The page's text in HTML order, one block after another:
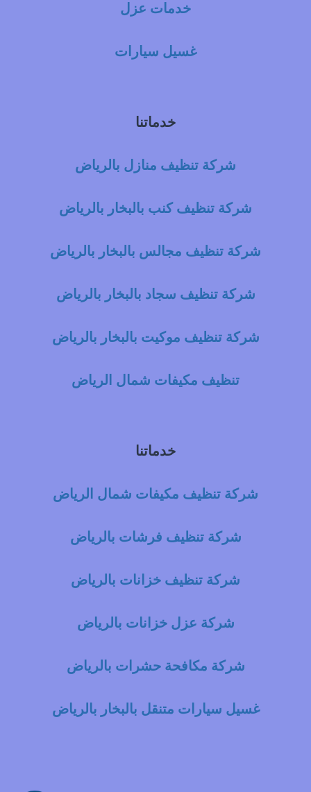
خدمات عزل
غسيل سيارات
خدماتنا
شركة تنظيف منازل بالرياض
شركة تنظيف كنب بالبخار بالرياض
شركة تنظيف مجالس بالبخار بالرياض
شركة تنظيف سجاد بالبخار بالرياض
شركة تنظيف موكيت بالبخار بالرياض
تنظيف مكيفات شمال الرياض
خدماتنا
شركة تنظيف مكيفات شمال الرياض
شركة تنظيف فرشات بالرياض
شركة تنظيف خزانات بالرياض
شركة عزل خزانات بالرياض
شركة مكافحة حشرات بالرياض
غسيل سيارات متنقل بالبخار بالرياض